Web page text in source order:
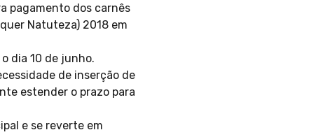
pagamento dos carnês
Natuteza) 2018 em
dia 10 de junho.
de inserção de
estender o prazo para
e se reverte em